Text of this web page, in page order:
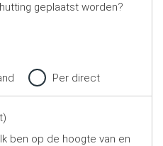
geplaatst worden?
Per direct
ben op de hoogte van en